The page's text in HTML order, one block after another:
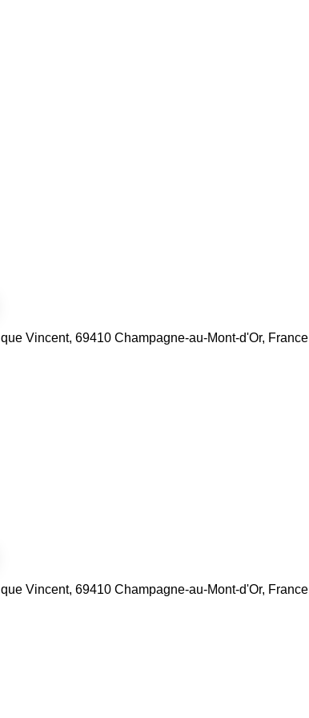
Vincent, 69410 Champagne-au-Mont-d'Or, France
Vincent, 69410 Champagne-au-Mont-d'Or, France